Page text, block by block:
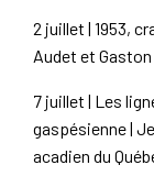
2 juillet | 1953,
Audet et Gaston
7 juillet | Les
gaspésienne |
acadien du